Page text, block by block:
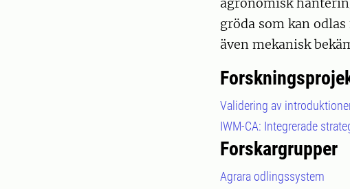
agronomisk
gröda som kan
även mekanisk
Validering av
IWM-CA: Integrerade
Forskargrupper
Agrara odlingssystem